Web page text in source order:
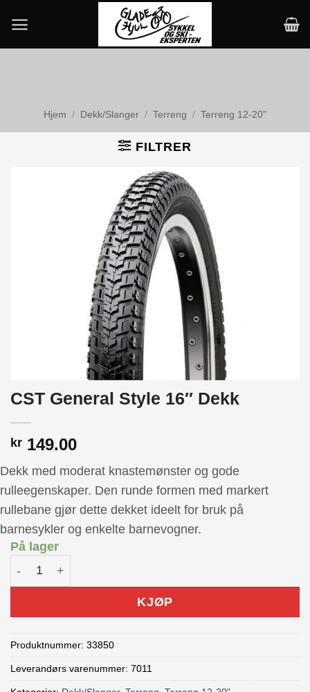
content
Hjem / Dekk/Slanger / Terreng / Terreng 12-20"
FILTRER
CST General Style 16″ Dekk
kr 149.00
Dekk med moderat knastemønster og gode
rulleegenskaper. Den runde formen med markert
rullebane gjør dette dekket ideelt for bruk på
barnesykler og enkelte barnevogner.
På lager
CST General Style 16" Dekk antall
KJØP
Produktnummer: 33850
Leverandørs varenummer: 7011